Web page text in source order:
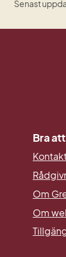
Senast
Bra
Om
Om